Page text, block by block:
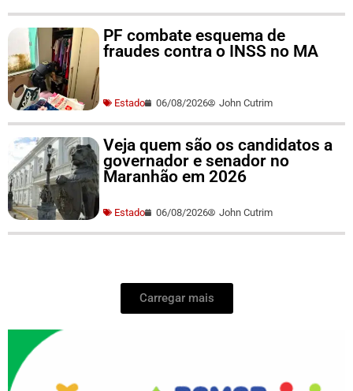
PF combate esquema de
fraudes contra o INSS no MA
Estado 06/08/2026 John Cutrim
Veja quem são os candidatos a
governador e senador no
Maranhão em 2026
Estado 06/08/2026 John Cutrim
Carregar mais